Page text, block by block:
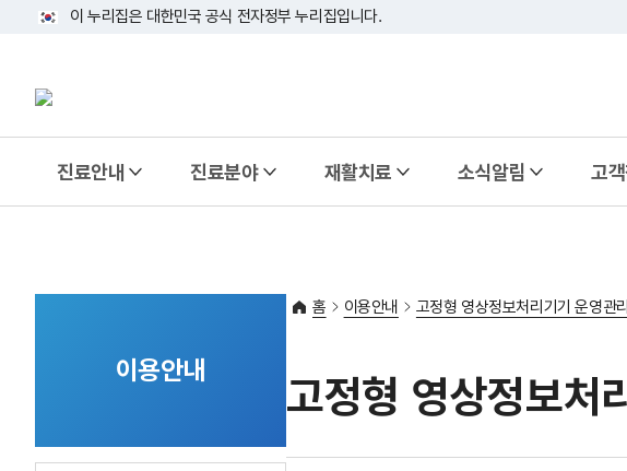
태극기
이 누리집은 대한민국 공식 전자정부 누리집입니다.
진료안내 진료분야 재활치료 소식알림 고
이용안내
홈 이용안내 고정형 영상정보처리기기 운영관
고정형 영상정보처